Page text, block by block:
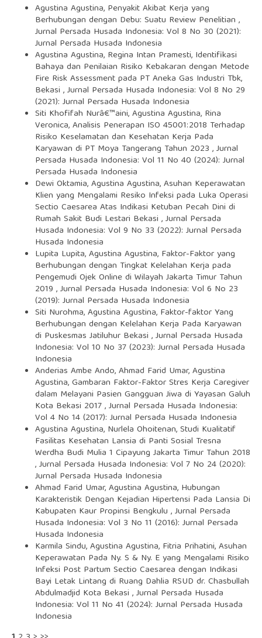
Agustina Agustina, Penyakit Akibat Kerja yang
Berhubungan dengan Debu: Suatu Review Penelitian ,
Jurnal Persada Husada Indonesia: Vol 8 No 30 (2021):
Jurnal Persada Husada Indonesia
Agustina Agustina, Regina Intan Pramesti, Identifikasi
Bahaya dan Penilaian Risiko Kebakaran dengan Metode
Fire Risk Assessment pada PT Aneka Gas Industri Tbk,
Bekasi ,Jurnal Persada Husada Indonesia: Vol 8 No 29
(2021): Jurnal Persada Husada Indonesia
Siti Khofifah Nurâ€™aini, Agustina Agustina, Rina
Veronica,Analisis Penerapan ISO 45001:2018 Terhadap
Risiko Keselamatan dan Kesehatan Kerja Pada
Karyawan di PT Moya Tangerang Tahun 2023 ,Jurnal
Persada Husada Indonesia: Vol 11 No 40 (2024): Jurnal
Persada Husada Indonesia
Dewi Oktamia, Agustina Agustina,Asuhan Keperawatan
Klien yang Mengalami Resiko Infeksi pada Luka Operasi
Sectio Caesarea Atas Indikasi Ketuban Pecah Dini di
Rumah Sakit Budi Lestari Bekasi ,Jurnal Persada
Husada Indonesia: Vol 9 No 33 (2022): Jurnal Persada
Husada Indonesia
Lupita Lupita, Agustina Agustina, Faktor-Faktor yang
Berhubungan dengan Tingkat Kelelahan Kerja pada
Pengemudi Ojek Online di Wilayah Jakarta Timur Tahun
2019 ,Jurnal Persada Husada Indonesia: Vol 6 No 23
(2019): Jurnal Persada Husada Indonesia
Siti Nurohma, Agustina Agustina, Faktor-faktor Yang
Berhubungan dengan Kelelahan Kerja Pada Karyawan
di Puskesmas Jatiluhur Bekasi ,Jurnal Persada Husada
Indonesia: Vol 10 No 37 (2023): Jurnal Persada Husada
Indonesia
Anderias Ambe Ando, Ahmad Farid Umar, Agustina
Agustina,Gambaran Faktor-Faktor Stres Kerja Caregiver
dalam Melayani Pasien Gangguan Jiwa di Yayasan Galuh
Kota Bekasi 2017,Jurnal Persada Husada Indonesia:
Vol 4 No 14 (2017): Jurnal Persada Husada Indonesia
Agustina Agustina, Nurlela Ohoitenan,Studi Kualitatif
Fasilitas Kesehatan Lansia di Panti Sosial Tresna
Werdha Budi Mulia 1 Cipayung Jakarta Timur Tahun 2018
,Jurnal Persada Husada Indonesia: Vol 7 No 24 (2020):
Jurnal Persada Husada Indonesia
Ahmad Farid Umar, Agustina Agustina, Hubungan
Karakteristik Dengan Kejadian Hipertensi Pada Lansia Di
Kabupaten Kaur Propinsi Bengkulu ,Jurnal Persada
Husada Indonesia: Vol 3 No 11 (2016): Jurnal Persada
Husada Indonesia
Karmila Sindu, Agustina Agustina, Fitria Prihatini,Asuhan
Keperawatan Pada Ny. S & Ny. E yang Mengalami Risiko
Infeksi Post Partum Sectio Caesarea dengan Indikasi
Bayi Letak Lintang di Ruang Dahlia RSUD dr. Chasbullah
Abdulmadjid Kota Bekasi ,Jurnal Persada Husada
Indonesia: Vol 11 No 41 (2024): Jurnal Persada Husada
Indonesia